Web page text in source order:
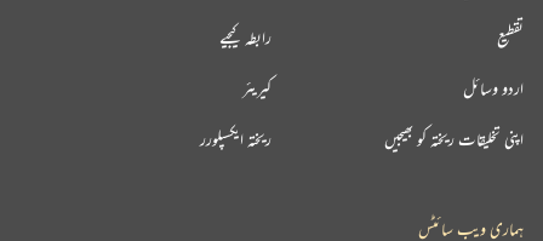
تقطیع
اردو وسائل
اپنی تخلیقات ریختہ کو بھیجیں
رابطہ کیجیے
کیریئر
ریختہ ایکسپلورر
ہماری ویب سائٹس